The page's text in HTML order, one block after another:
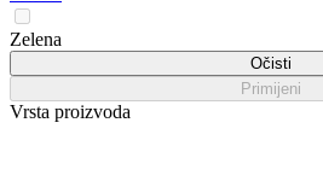
Zelena
Očisti
Primijeni
Vrsta proizvoda